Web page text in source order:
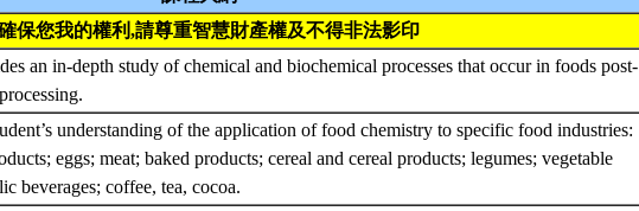
保您我的權利,請尊重智慧財產權及不得非法影印
an in-depth study of chemical and biochemical processes that occur in foods post-
understanding of the application of food chemistry to specific food industries:
eggs; meat; baked products; cereal and cereal products; legumes; vegetable
beverages; coffee, tea, cocoa.